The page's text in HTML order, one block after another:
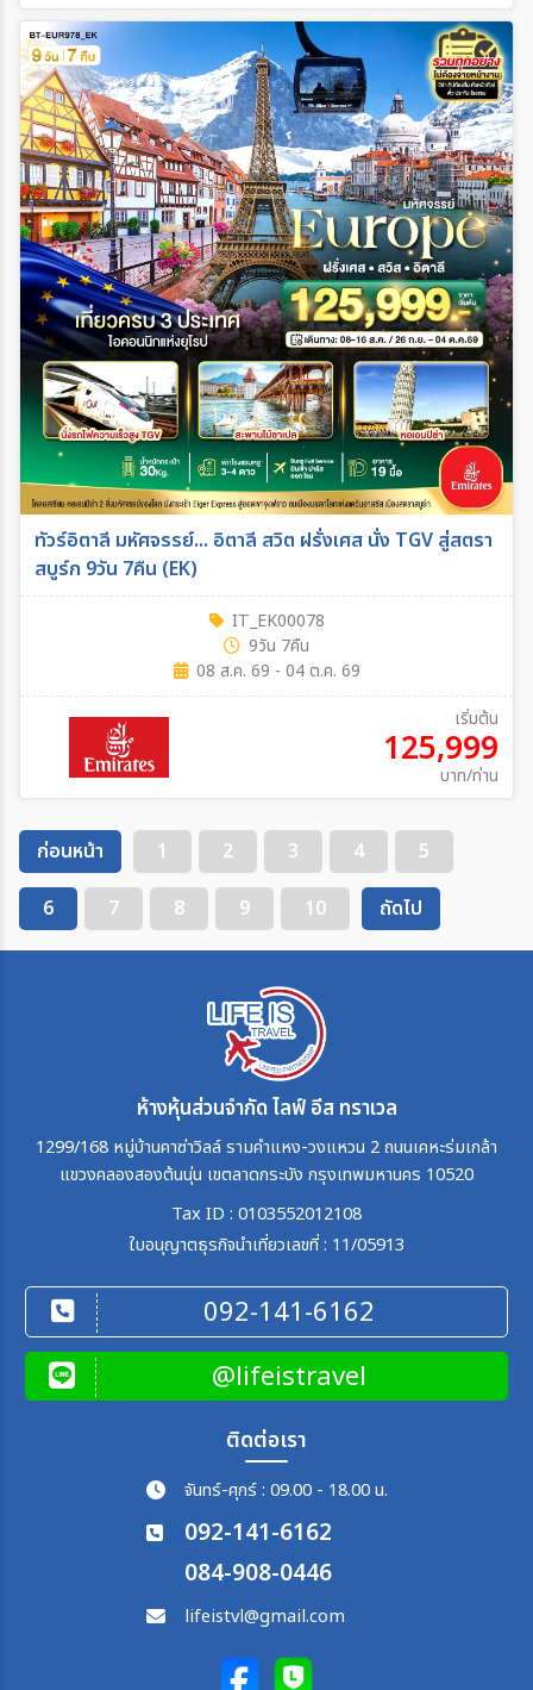
ทัวร์อิตาลี มหัศจรรย์... อิตาลี สวิต ฝรั่งเศส นั่ง TGV สู่สตรา
สบูร์ก 9วัน 7คืน (EK)
IT_EK00078
9วัน 7คืน
08 ส.ค. 69 - 04 ต.ค. 69
เริ่มต้น
125,999
บาท/ท่าน
ก่อนหน้า 1 2 3 4
5
6
7 8 9 10 ถัดไป
ห้างหุ้นส่วนจำกัด ไลฟ์ อีส ทราเวล
1299/168 หมู่บ้านคาซ่าวิลล์ รามคำแหง-วงแหวน 2 ถนนเคหะร่มเกล้า
แขวงคลองสองต้นนุ่น เขตลาดกระบัง กรุงเทพมหานคร 10520
Tax ID : 0103552012108
ใบอนุญาตธุรกิจนำเที่ยวเลขที่ : 11/05913
092-141-6162
@lifeistravel
ติดต่อเรา
จันทร์-ศุกร์ : 09.00 - 18.00 น.
092-141-6162
084-908-0446
lifeistvl@gmail.com